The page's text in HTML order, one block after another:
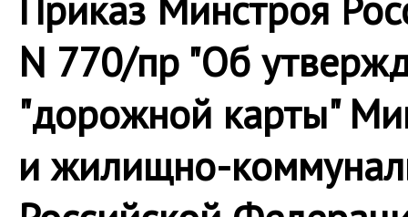
N 770/пр "Об
"дорожной карты"
и жилищно-